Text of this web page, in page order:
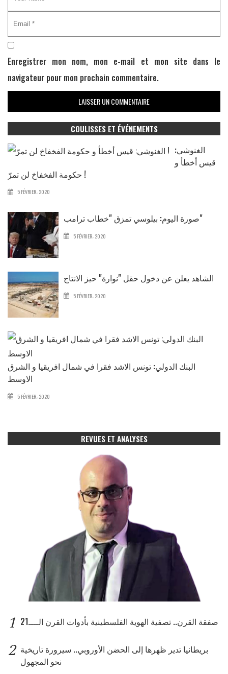
Enregistrer mon nom, mon e-mail et mon site dans le
navigateur pour mon prochain commentaire.
COULISSES ET ÉVÉNEMENTS
الغنوشي:
قيس أخطأ و
حكومة الفخفاخ لن تمرّ !
5 FÉVRIER، 2020
صورة اليوم: بيلوسي تمزق "خطاب ترامب"
5 FÉVRIER، 2020
الشاهد يعلن عن دخول حقل "نوارة" حيز الانتاج
5 FÉVRIER، 2020
البنك الدولي: تونس الاشد فقرا في شمال افريقيا و الشرق
الاوسط
5 FÉVRIER، 2020
REVUES ET ANALYSES
1 صفقة القرن.. تصفية الهوية الفلسطينية بأدوات القرن الــــ21
2 بريطانيا تدير ظهرها إلى الحضن الأوروبي.. سيرورة تاريخية
نحو المجهول